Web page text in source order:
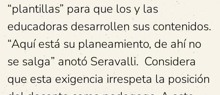
“plantillas” para que los y las
educadoras desarrollen sus contenidos.
“Aquí está su planeamiento, de ahí no
se salga” anotó Seravalli. Considera
que esta exigencia irrespeta la posición